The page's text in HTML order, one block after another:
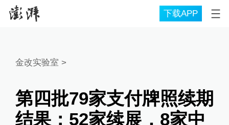
下载APP
金改实验室 >
第四批79家支付牌照续期
结果：52家续展，8家中